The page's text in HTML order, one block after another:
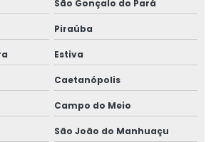
São Gonçalo do Pará
Piraúba
Estiva
Caetanópolis
Campo do Meio
São João do Manhuaçu